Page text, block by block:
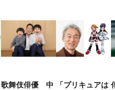
歌舞伎俳優 中
「プリキュアは